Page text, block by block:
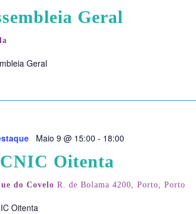
Geral
Geral
Maio 9 @ 15:00 - 18:00
Oitenta
do Covelo R. de Bolama 4200, Porto, Porto
Oitenta